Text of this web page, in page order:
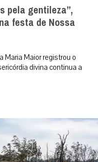
pela gentileza”,
festa de Nossa
Maria Maior registrou o
divina continua a